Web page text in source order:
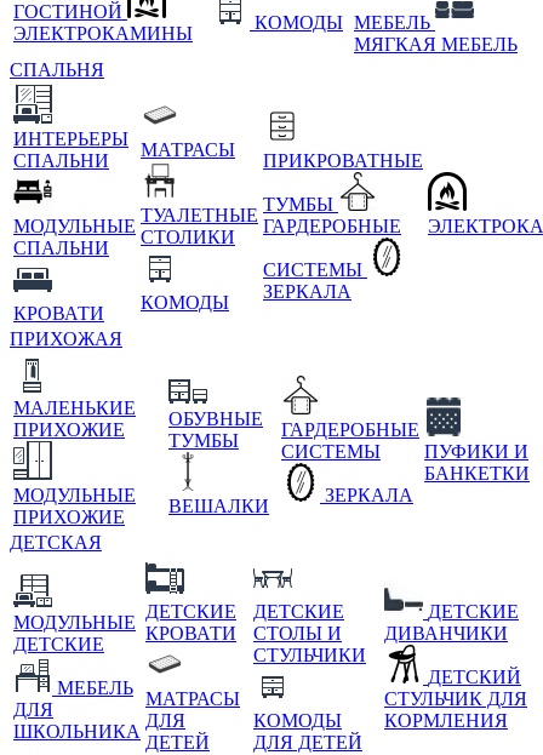
ГОСТИНОЙ
ЭЛЕКТРОКАМИНЫ
КОМОДЫ МЕБЕЛЬ
МЯГКАЯ МЕБЕЛЬ
СПАЛЬНЯ
ИНТЕРЬЕРЫ
СПАЛЬНИ
МОДУЛЬНЫЕ
СПАЛЬНИ
КРОВАТИ
МАТРАСЫ
ТУАЛЕТНЫЕ
СТОЛИКИ
КОМОДЫ
ПРИКРОВАТНЫЕ
ТУМБЫ
ГАРДЕРОБНЫЕ
СИСТЕМЫ
ЗЕРКАЛА
ПРИХОЖАЯ
МАЛЕНЬКИЕ
ПРИХОЖИЕ
МОДУЛЬНЫЕ
ПРИХОЖИЕ
ОБУВНЫЕ
ТУМБЫ
ВЕШАЛКИ
ГАРДЕРОБНЫЕ
СИСТЕМЫ
ЗЕРКАЛА
ПУФИКИ И
БАНКЕТКИ
ДЕТСКАЯ
МОДУЛЬНЫЕ
ДЕТСКИЕ
МЕБЕЛЬ
ДЛЯ
ШКОЛЬНИКА
ДЕТСКИЕ
КРОВАТИ
МАТРАСЫ
ДЛЯ
ДЕТЕЙ
ДЕТСКИЕ
СТОЛЫ И
СТУЛЬЧИКИ
КОМОДЫ
ДЛЯ ДЕТЕЙ
ДЕТСКИЕ
ДИВАНЧИКИ
ДЕТСКИЙ
СТУЛЬЧИК ДЛЯ
КОРМЛЕНИЯ